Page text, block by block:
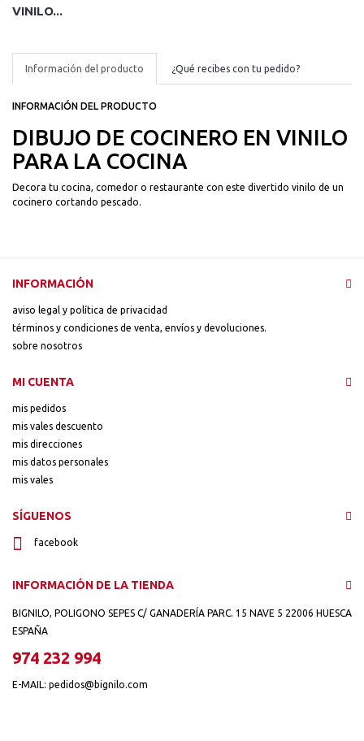
VINILO...
Información del producto ¿Qué recibes con tu pedido?
INFORMACIÓN DEL PRODUCTO
DIBUJO DE COCINERO EN VINILO
PARA LA COCINA
Decora tu cocina, comedor o restaurante con este divertido vinilo de un
cocinero cortando pescado.
INFORMACIÓN
aviso legal y política de privacidad
términos y condiciones de venta, envíos y devoluciones.
sobre nosotros
MI CUENTA
mis pedidos
mis vales descuento
mis direcciones
mis datos personales
mis vales
SÍGUENOS
facebook
INFORMACIÓN DE LA TIENDA
BIGNILO, POLIGONO SEPES C/ GANADERÍA PARC. 15 NAVE 5 22006 HUESCA
ESPAÑA
974 232 994
E-MAIL: pedidos@bignilo.com